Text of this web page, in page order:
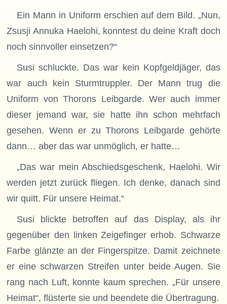
Ein Mann in Uniform erschien auf dem Bild. „Nun,
Zsusji Annuka Haelohi, konntest du deine Kraft doch
noch sinnvoller einsetzen?“
Susi schluckte. Das war kein Kopfgeldjäger, das
war auch kein Sturmtruppler. Der Mann trug die
Uniform von Thorons Leibgarde. Wer auch immer
dieser jemand war, sie hatte ihn schon mehrfach
gesehen. Wenn er zu Thorons Leibgarde gehörte
dann… aber das war unmöglich, er hatte…
„Das war mein Abschiedsgeschenk, Haelohi. Wir
werden jetzt zurück fliegen. Ich denke, danach sind
wir quitt. Für unsere Heimat.“
Susi blickte betroffen auf das Display, als ihr
gegenüber den linken Zeigefinger erhob. Schwarze
Farbe glänzte an der Fingerspitze. Damit zeichnete
er eine schwarzen Streifen unter beide Augen. Sie
rang nach Luft, konnte kaum sprechen. „Für unsere
Heimat“, flüsterte sie und beendete die Übertragung.